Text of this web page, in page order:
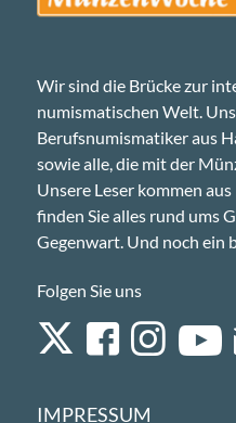
Wir sind die Brücke zur
numismatischen Welt.
Berufsnumismatiker aus
sowie alle, die mit der
Unsere Leser kommen
finden Sie alles rund ums
Gegenwart. Und noch ein
Folgen Sie uns
IMPRESSUM